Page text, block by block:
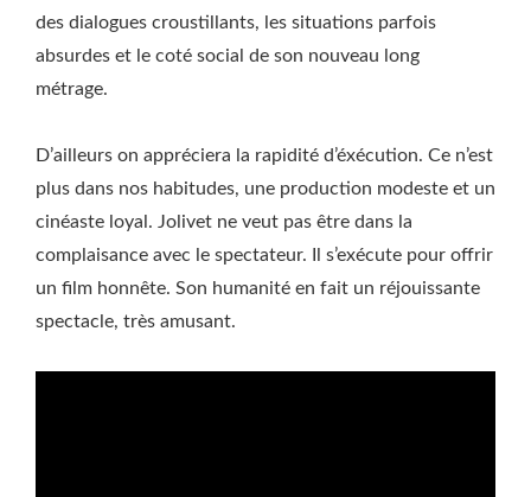
des dialogues croustillants, les situations parfois
absurdes et le coté social de son nouveau long
métrage.
D’ailleurs on appréciera la rapidité d’éxécution. Ce n’est
plus dans nos habitudes, une production modeste et un
cinéaste loyal. Jolivet ne veut pas être dans la
complaisance avec le spectateur. Il s’exécute pour offrir
un film honnête. Son humanité en fait un réjouissante
spectacle, très amusant.